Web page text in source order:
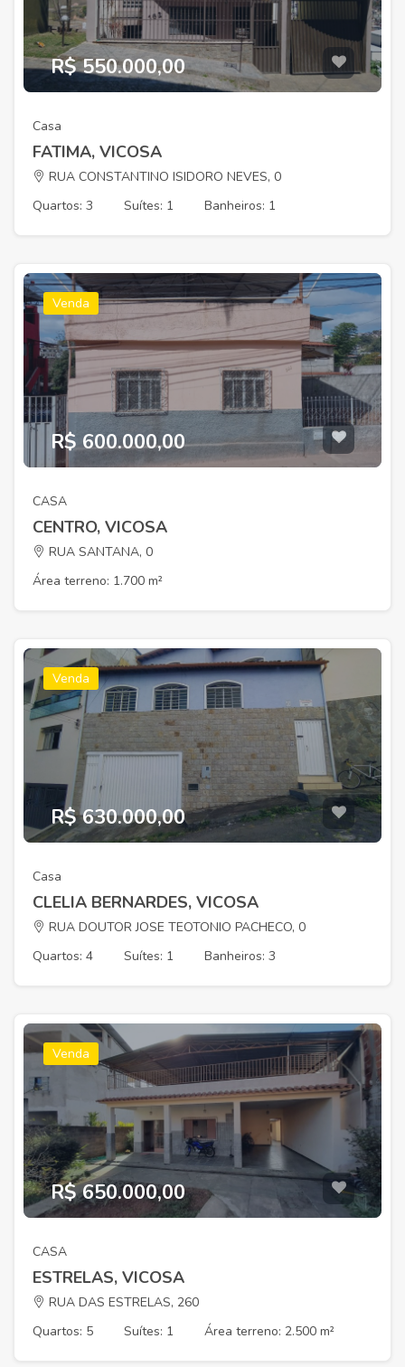
R$ 550.000,00
Casa
FATIMA, VICOSA
RUA CONSTANTINO ISIDORO NEVES, 0
Quartos: 3
Suítes: 1 Banheiros: 1
Venda
R$ 600.000,00
CASA
CENTRO, VICOSA
RUA SANTANA, 0
Área terreno: 1.700 m²
Venda
R$ 630.000,00
Casa
CLELIA BERNARDES, VICOSA
RUA DOUTOR JOSE TEOTONIO PACHECO, 0
Quartos: 4
Suítes: 1 Banheiros: 3
Venda
R$ 650.000,00
CASA
ESTRELAS, VICOSA
RUA DAS ESTRELAS, 260
Quartos: 5
Suítes: 1 Área terreno: 2.500 m²